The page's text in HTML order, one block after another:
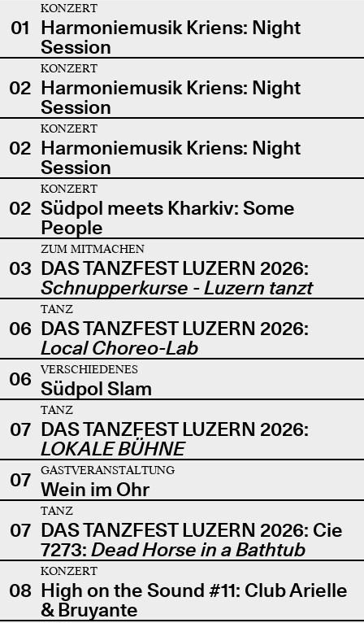
01
KONZERT
Harmoniemusik Kriens: Night
Session
02
KONZERT
Harmoniemusik Kriens: Night
Session
02
KONZERT
Harmoniemusik Kriens: Night
Session
02
KONZERT
Südpol meets Kharkiv: Some
People
03
ZUM MITMACHEN
DAS TANZFEST LUZERN 2026:
Schnupperkurse - Luzern tanzt
06
TANZ
DAS TANZFEST LUZERN 2026:
Local Choreo-Lab
06
VERSCHIEDENES
Südpol Slam
07
TANZ
DAS TANZFEST LUZERN 2026:
LOKALE BÜHNE
07
GASTVERANSTALTUNG
Wein im Ohr
07
TANZ
DAS TANZFEST LUZERN 2026: Cie
7273: Dead Horse in a Bathtub
08
KONZERT
High on the Sound #11: Club Arielle
& Bruyante